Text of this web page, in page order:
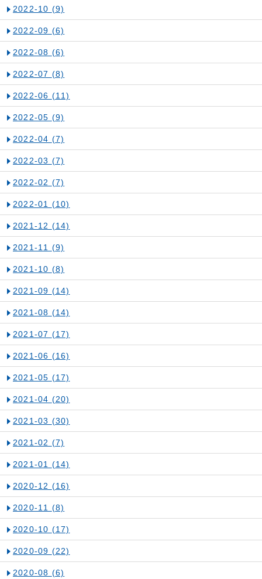
2022-10 (9)
2022-09 (6)
2022-08 (6)
2022-07 (8)
2022-06 (11)
2022-05 (9)
2022-04 (7)
2022-03 (7)
2022-02 (7)
2022-01 (10)
2021-12 (14)
2021-11 (9)
2021-10 (8)
2021-09 (14)
2021-08 (14)
2021-07 (17)
2021-06 (16)
2021-05 (17)
2021-04 (20)
2021-03 (30)
2021-02 (7)
2021-01 (14)
2020-12 (16)
2020-11 (8)
2020-10 (17)
2020-09 (22)
2020-08 (6)